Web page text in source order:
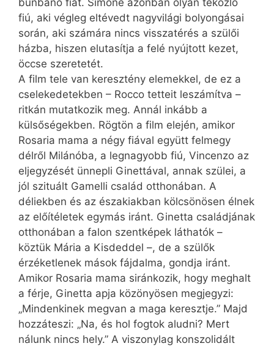
fiú, aki végleg eltévedt nagyvilági bolyongásai
során, aki számára nincs visszatérés a szülői
házba, hiszen elutasítja a felé nyújtott kezet,
öccse szeretetét.
A film tele van keresztény elemekkel, de ez a
cselekedetekben – Rocco tetteit leszámítva –
ritkán mutatkozik meg. Annál inkább a
külsőségekben. Rögtön a film elején, amikor
Rosaria mama a négy fiával együtt felmegy
délről Milánóba, a legnagyobb fiú, Vincenzo az
eljegyzését ünnepli Ginettával, annak szülei, a
jól szituált Gamelli család otthonában. A
déliekben és az északiakban kölcsönösen élnek
az előítéletek egymás iránt. Ginetta családjának
otthonában a falon szentképek láthatók –
köztük Mária a Kisdeddel –, de a szülők
érzéketlenek mások fájdalma, gondja iránt.
Amikor Rosaria mama siránkozik, hogy meghalt
a férje, Ginetta apja közönyösen megjegyzi:
„Mindenkinek megvan a maga keresztje.” Majd
hozzáteszi: „Na, és hol fogtok aludni? Mert
nálunk nincs hely.” A viszonylag konszolidált